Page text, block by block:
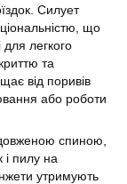
Силует
що
для легкого
та
від поривів
або роботи
спиною,
і пилу на
утримують